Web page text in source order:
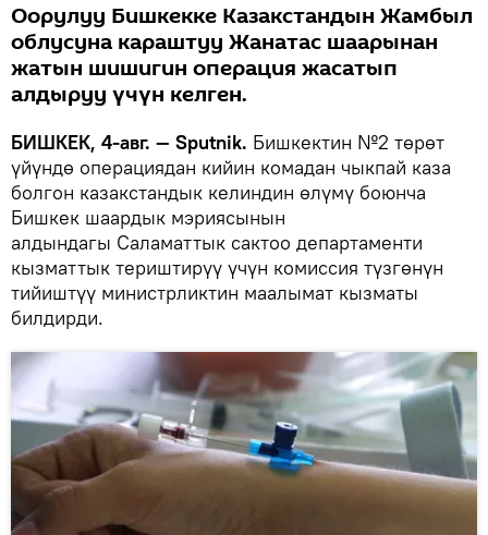
Оорулуу Бишкекке Казакстандын Жамбыл
облусуна караштуу Жанатас шаарынан
жатын шишигин операция жасатып
алдыруу үчүн келген.
БИШКЕК, 4-авг. — Sputnik. Бишкектин №2 төрөт
үйүндө операциядан кийин комадан чыкпай каза
болгон казакстандык келиндин өлүмү боюнча
Бишкек шаардык мэриясынын
алдындагы Саламаттык сактоо департаменти
кызматтык териштирүү үчүн комиссия түзгөнүн
тийиштүү министрликтин маалымат кызматы
билдирди.